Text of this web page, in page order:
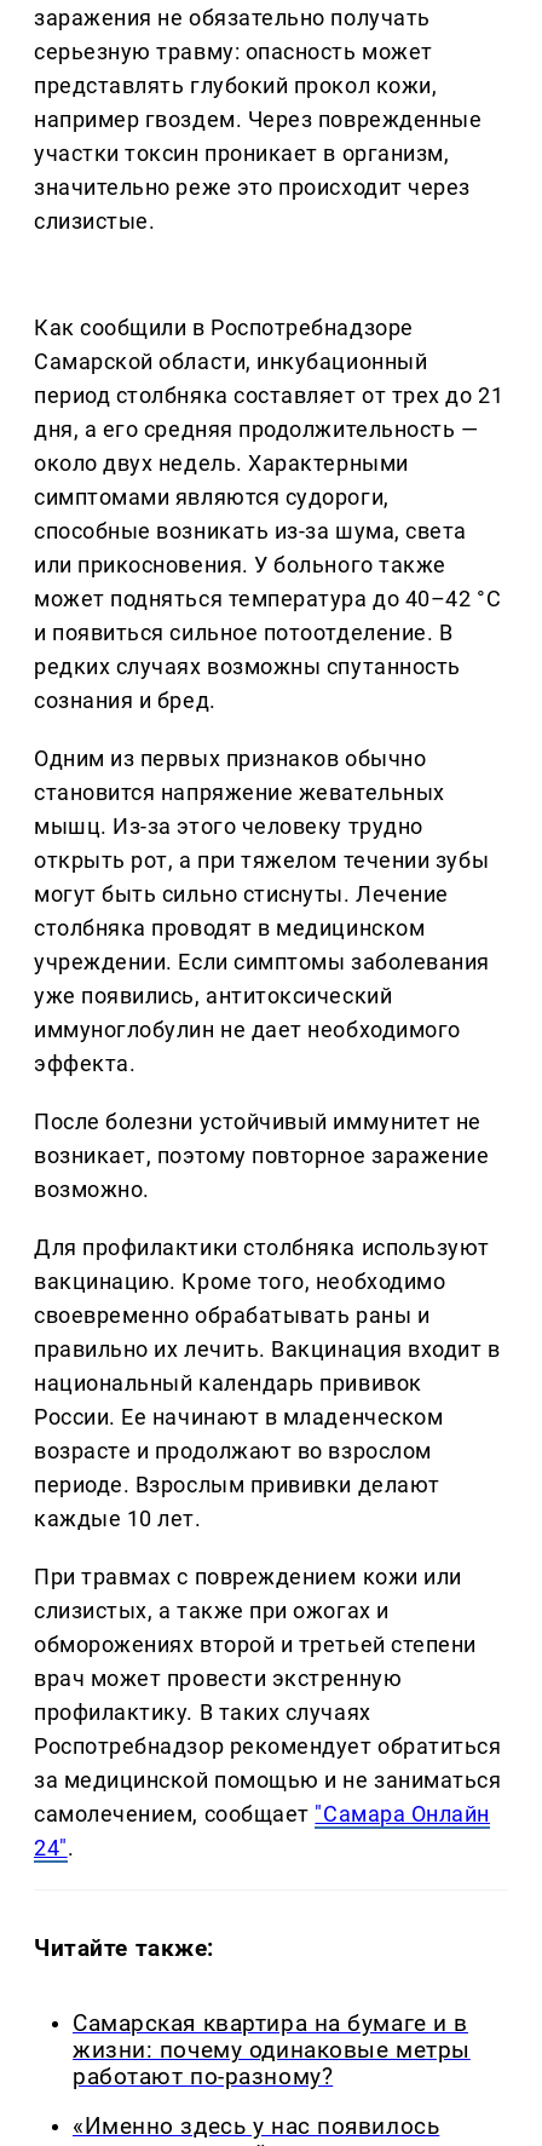
заражения не обязательно получать
серьезную травму: опасность может
представлять глубокий прокол кожи,
например гвоздем. Через поврежденные
участки токсин проникает в организм,
значительно реже это происходит через
слизистые.
Как сообщили в Роспотребнадзоре
Самарской области, инкубационный
период столбняка составляет от трех до 21
дня, а его средняя продолжительность —
около двух недель. Характерными
симптомами являются судороги,
способные возникать из-за шума, света
или прикосновения. У больного также
может подняться температура до 40–42 °С
и появиться сильное потоотделение. В
редких случаях возможны спутанность
сознания и бред.
Одним из первых признаков обычно
становится напряжение жевательных
мышц. Из-за этого человеку трудно
открыть рот, а при тяжелом течении зубы
могут быть сильно стиснуты. Лечение
столбняка проводят в медицинском
учреждении. Если симптомы заболевания
уже появились, антитоксический
иммуноглобулин не дает необходимого
эффекта.
После болезни устойчивый иммунитет не
возникает, поэтому повторное заражение
возможно.
Для профилактики столбняка используют
вакцинацию. Кроме того, необходимо
своевременно обрабатывать раны и
правильно их лечить. Вакцинация входит в
национальный календарь прививок
России. Ее начинают в младенческом
возрасте и продолжают во взрослом
периоде. Взрослым прививки делают
каждые 10 лет.
При травмах с повреждением кожи или
слизистых, а также при ожогах и
обморожениях второй и третьей степени
врач может провести экстренную
профилактику. В таких случаях
Роспотребнадзор рекомендует обратиться
за медицинской помощью и не заниматься
самолечением, сообщает "Самара Онлайн
24".
Читайте также:
Самарская квартира на бумаге и в
жизни: почему одинаковые метры
работают по-разному?
«Именно здесь у нас появилось